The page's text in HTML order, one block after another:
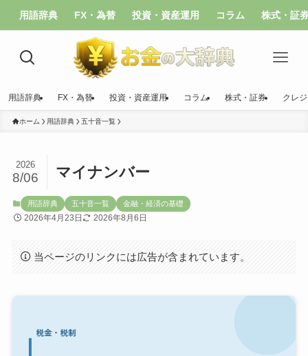
用語辞典 FX・為替 投資・資産運用 コラム 株式・証
用語辞典 FX・為替 投資・資産運用 コラム 株式・証券 クレ
ホーム 用語辞典 五十音一覧
マイナンバー
2026
8/06
用語辞典 五十音一覧 金融・経済の基礎
2026年4月23日 2026年8月6日
当ページのリンクには広告が含まれています。